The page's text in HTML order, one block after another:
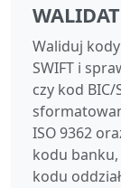
Waliduj
SWIFT i
czy kod
ISO 9362
kodu
kodu